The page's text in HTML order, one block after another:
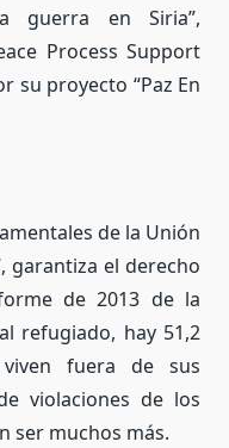
guerra en Siria”,
Process Support
su proyecto “Paz En
de la Unión
garantiza el derecho
de 2013 de la
refugiado, hay 51,2
fuera de sus
violaciones de los
ser muchos más.